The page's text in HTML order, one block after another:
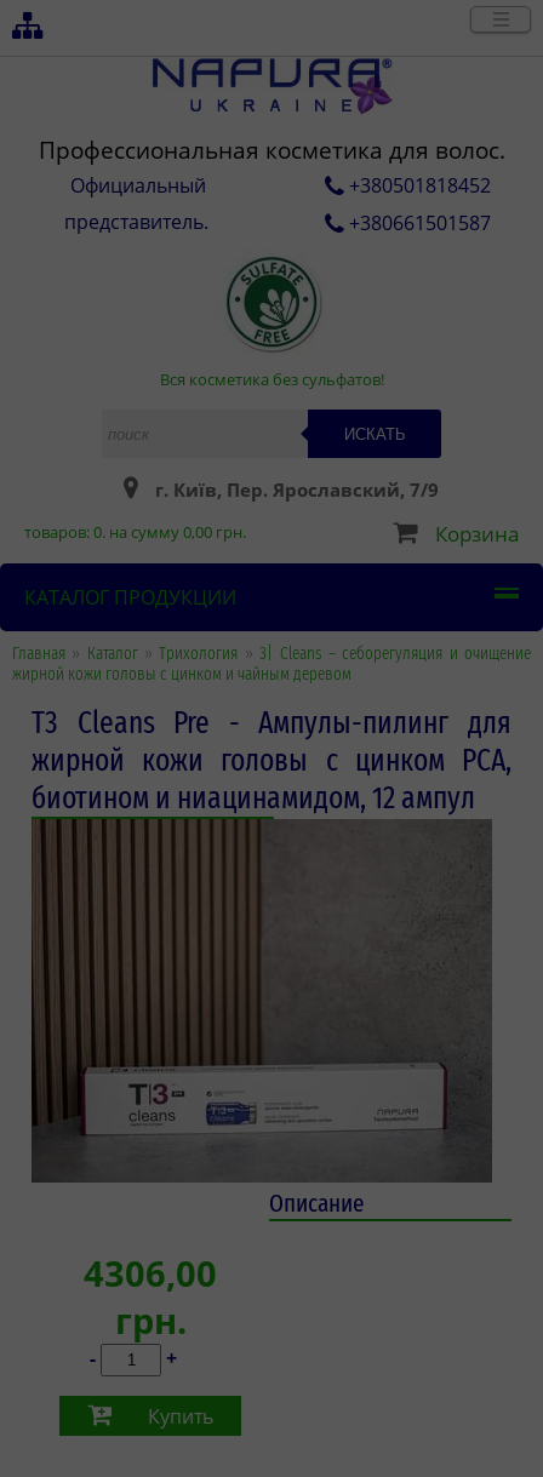
Профессиональная косметика для волос.
Официальный
представитель.
+380501818452
+380661501587
Вся косметика без сульфатов!
ИСКАТЬ
г. Київ, Пер. Ярославский, 7/9
товаров:0. на сумму0,00 грн. Корзина
КАТАЛОГ ПРОДУКЦИИ
Главная » Каталог»Трихология »3| Cleans – себорегуляция и очищение
жирной кожи головы с цинком и чайным деревом
T3 Cleans Pre - Ампулы-пилинг для
жирной кожи головы с цинком PCA,
биотином и ниацинамидом, 12 ампул
4306,00
грн.
- +
Купить
Описание